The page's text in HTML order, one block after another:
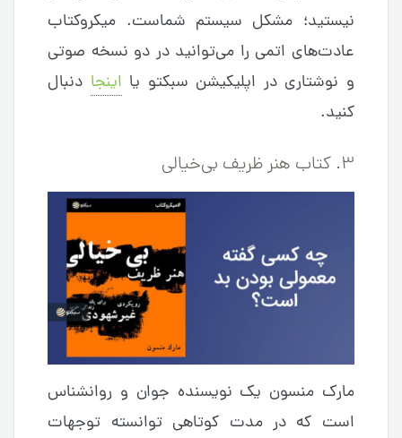
نیستید؛ مشکل سیستم شماست. میکروکتاب
عادت‌های اتمی را می‌توانید در دو نسخه صوتی
و نوشتاری در اپلیکیشن سبکتو یا اینجا دنبال
کنید.
۳. کتاب هنر ظریف بی‌خیالی
مارک منسون یک نویسنده جوان و روانشناس
است که در مدت کوتاهی توانسته توجهات